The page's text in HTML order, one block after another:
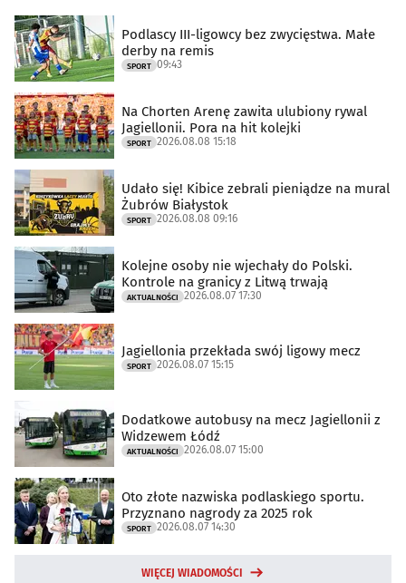
Podlascy III-ligowcy bez zwycięstwa. Małe
derby na remis
SPORT 09:43
Na Chorten Arenę zawita ulubiony rywal
Jagiellonii. Pora na hit kolejki
SPORT 2026.08.08 15:18
Udało się! Kibice zebrali pieniądze na mural
Żubrów Białystok
SPORT 2026.08.08 09:16
Kolejne osoby nie wjechały do Polski.
Kontrole na granicy z Litwą trwają
AKTUALNOŚCI 2026.08.07 17:30
Jagiellonia przekłada swój ligowy mecz
SPORT 2026.08.07 15:15
Dodatkowe autobusy na mecz Jagiellonii z
Widzewem Łódź
AKTUALNOŚCI 2026.08.07 15:00
Oto złote nazwiska podlaskiego sportu.
Przyznano nagrody za 2025 rok
SPORT 2026.08.07 14:30
WIĘCEJ WIADOMOŚCI